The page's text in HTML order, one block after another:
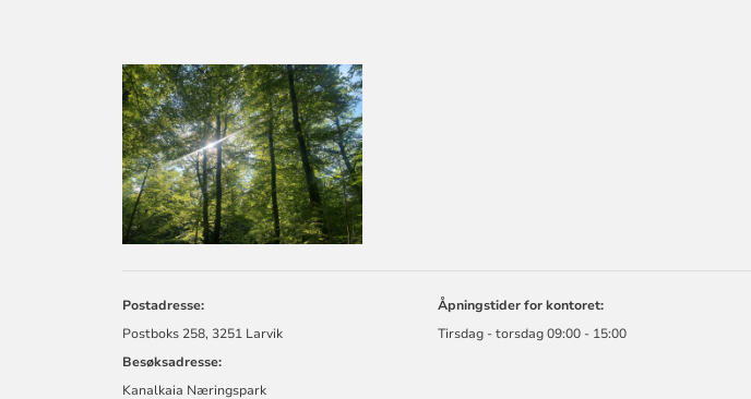
KONTAKTINFORMASJON
FOR
LARVIK
KIRKELIGE
FELLESRÅD
Postadresse:
Postboks 258, 3251 Larvik
Besøksadresse:
Kanalkaia Næringspark
Åpningstider for kontoret:
Tirsdag - torsdag 09:00 - 15:00